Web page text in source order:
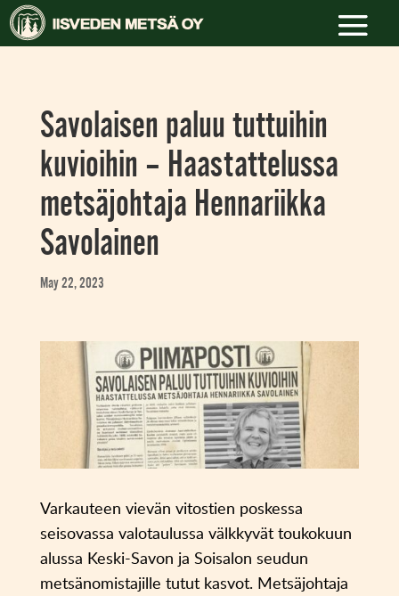
Savolaisen paluu tuttuihin
kuvioihin – Haastattelussa
metsäjohtaja Hennariikka
Savolainen
May 22, 2023
Varkauteen vievän vitostien poskessa
seisovassa valotaulussa välkkyvät toukokuun
alussa Keski-Savon ja Soisalon seudun
metsänomistajille tutut kasvot. Metsäjohtaja